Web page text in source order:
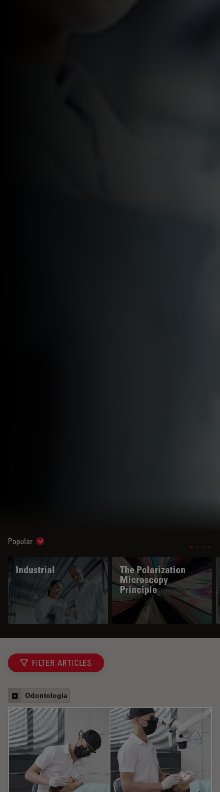
Popular Show subnavigation
Industrial
The Polarization
Microscopy
Principle
FILTER ARTICLES
Odontologia